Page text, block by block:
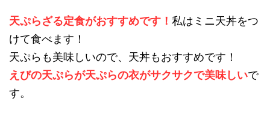
天ぷらざる定食がおすすめです！ 私はミニ天丼をつ
けて食べます！
天ぷらも美味しいので、天丼もおすすめです！
えびの天ぷらが天ぷらの衣がサクサクで美味しいで
す。